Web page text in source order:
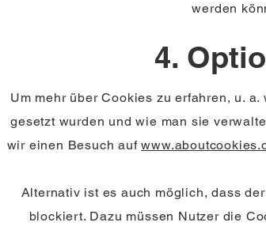
werden
4.
Um mehr über Cookies zu erfahren, u.
gesetzt wurden und wie man sie
wir einen Besuch auf
Alternativ ist es auch möglich, dass
blockiert. Dazu müssen Nutzer die